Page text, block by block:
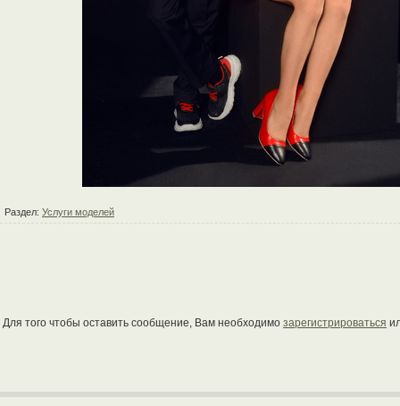
Раздел: Услуги моделей
Для того чтобы оставить сообщение, Вам необходимо зарегистрироваться